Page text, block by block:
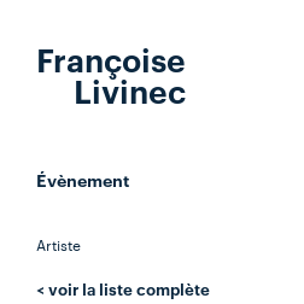
Françoise
Livinec
Évènement
Artiste
< voir la liste complète